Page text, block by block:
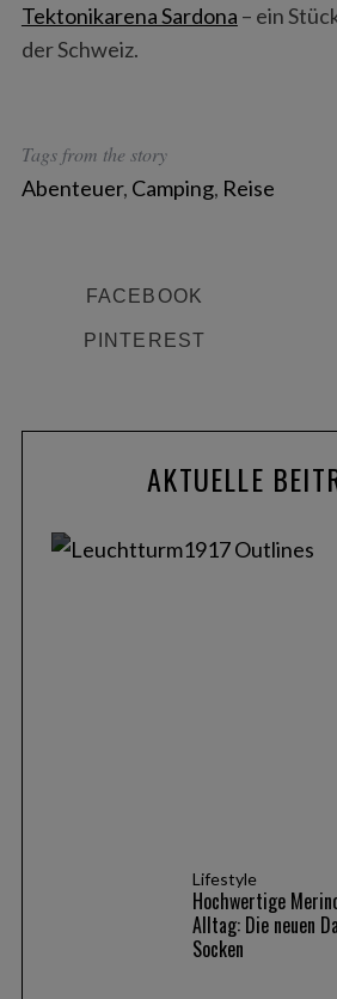
Tektonikarena Sardona – ein
der Schweiz.
Tags from the story
Abenteuer, Camping, Reise
FACEBOOK
PINTEREST
AKTUELLE
Lifestyle
Hochwertige
Alltag: Die neuen
Socken